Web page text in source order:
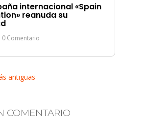
internacional «Spain
reanuda su
| 0 Comentario
antiguas
COMENTARIO